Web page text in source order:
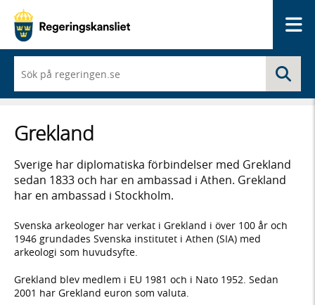
du
börjar
skriva
framträder
en
med
sökförslag
Grekland
Sverige har diplomatiska förbindelser med Grekland
sedan 1833 och har en ambassad i Athen. Grekland
har en ambassad i Stockholm.
Svenska arkeologer har verkat i Grekland i över 100 år och
1946 grundades Svenska institutet i Athen (SIA) med
arkeologi som huvudsyfte.
Grekland blev medlem i EU 1981 och i Nato 1952. Sedan
2001 har Grekland euron som valuta.